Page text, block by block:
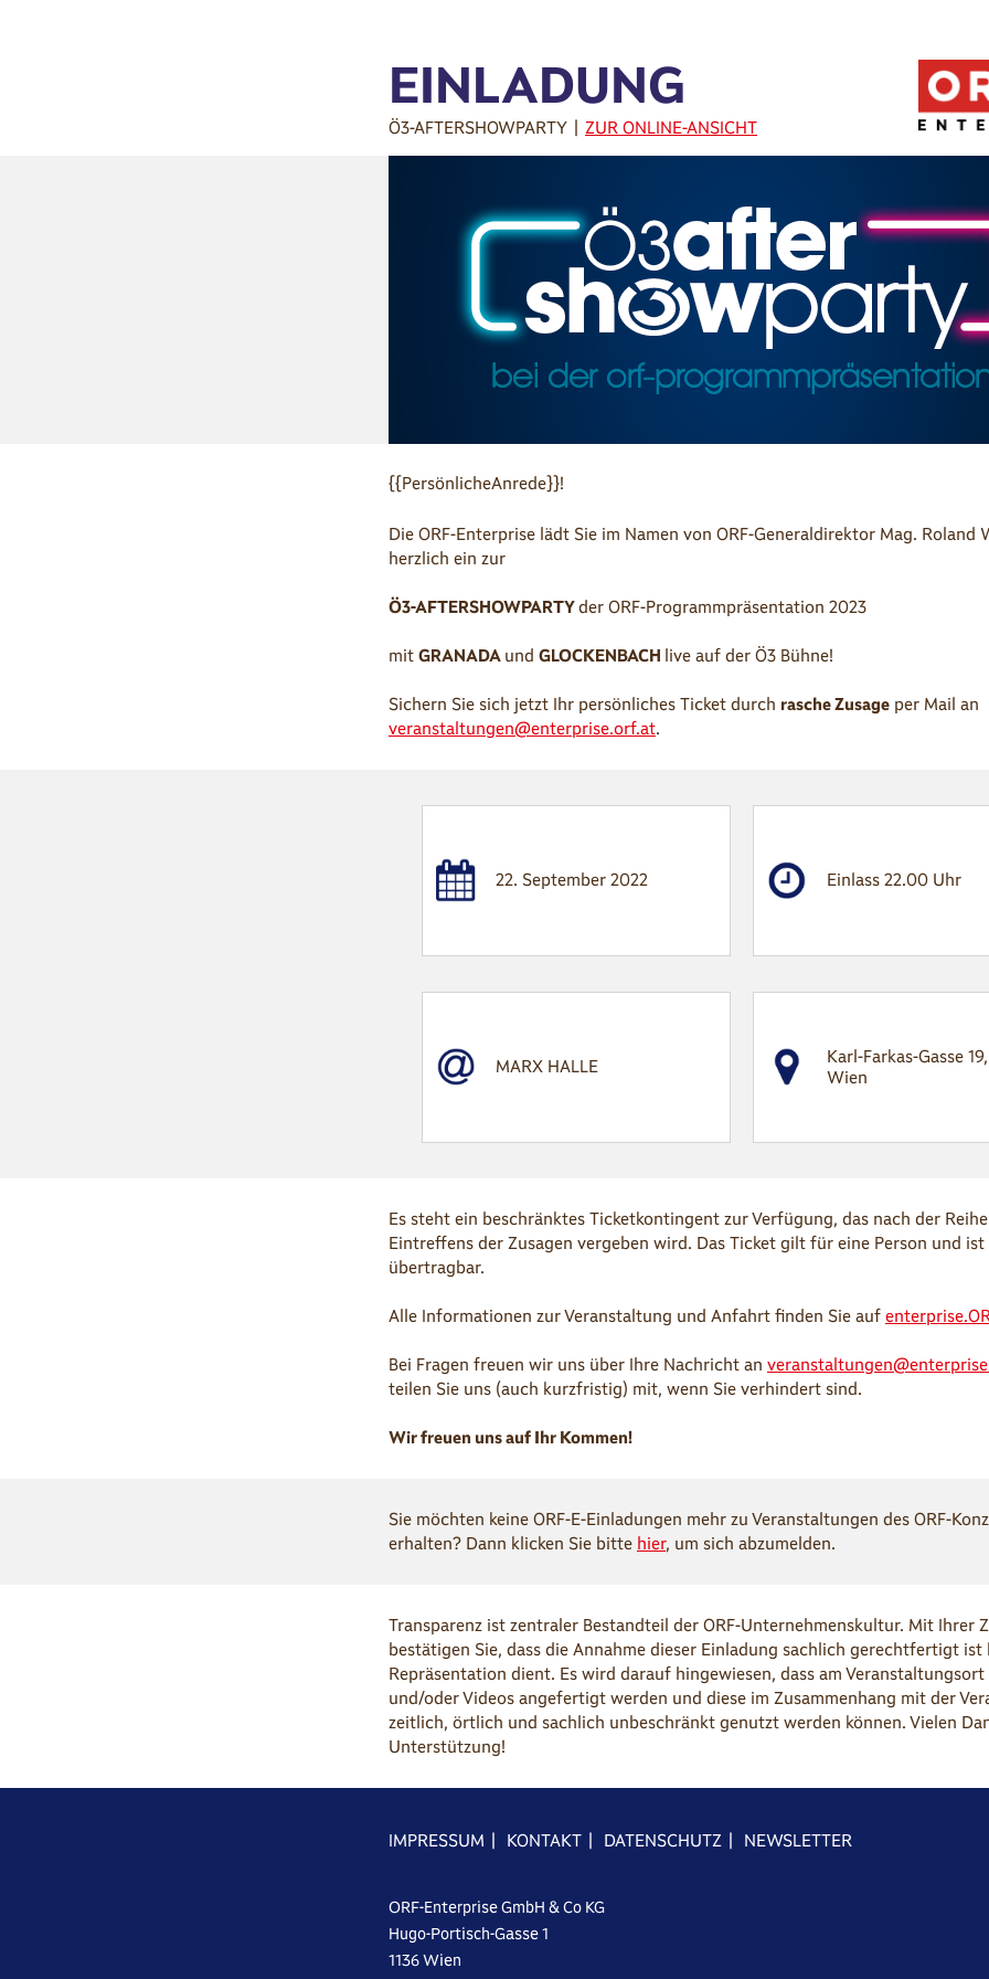
EINLADUNG
Ö3-AFTERSHOWPARTY | ZUR ONLINE-ANSICHT
{{PersönlicheAnrede}}!
Die ORF-Enterprise lädt Sie im Namen von ORF-Generaldirektor Mag. Roland
herzlich ein zur
Ö3-AFTERSHOWPARTYder ORF-Programmpräsentation 2023
mit GRANADA und GLOCKENBACH live auf der Ö3 Bühne!
Sichern Sie sich jetzt Ihr persönliches Ticket durch rasche Zusage per Mail an
veranstaltungen@enterprise.orf.at.
22. September 2022 Einlass 22.00 Uhr
MARX HALLE
Karl-Farkas-Gasse
Wien
Es steht ein beschränktes Ticketkontingent zur Verfügung, das nach der
Eintreffens der Zusagen vergeben wird. Das Ticket gilt für eine Person und
übertragbar.
Alle Informationen zur Veranstaltung und Anfahrt finden Sie auf
Bei Fragen freuen wir uns über Ihre Nachricht an
teilen Sie uns (auch kurzfristig) mit, wenn Sie verhindert sind.
Wir freuen uns auf Ihr Kommen!
Sie möchten keine ORF-E-Einladungen mehr zu Veranstaltungen des ORF-
erhalten? Dann klicken Sie bitte hier, um sich abzumelden.
Transparenz ist zentraler Bestandteil der ORF-Unternehmenskultur. Mit Ihrer
bestätigen Sie, dass die Annahme dieser Einladung sachlich gerechtfertigt ist
Repräsentation dient. Es wird darauf hingewiesen, dass am Veranstaltungsort
und/oder Videos angefertigt werden und diese im Zusammenhang mit der
zeitlich, örtlich und sachlich unbeschränkt genutzt werden können. Vielen
Unterstützung!
IMPRESSUM | KONTAKT | DATENSCHUTZ | NEWSLETTER
ORF-Enterprise GmbH & Co KG
Hugo-Portisch-Gasse 1
1136 Wien